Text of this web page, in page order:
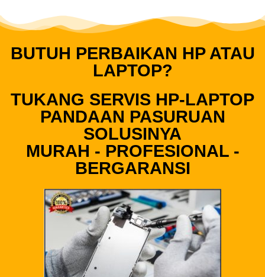
BUTUH PERBAIKAN HP ATAU
LAPTOP?
TUKANG SERVIS HP-LAPTOP
PANDAAN PASURUAN
SOLUSINYA
MURAH - PROFESIONAL -
BERGARANSI